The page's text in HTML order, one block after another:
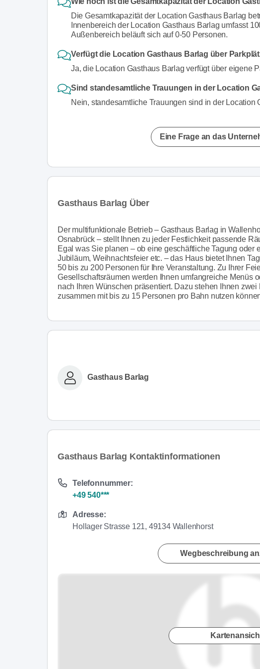
Die Gesamtkapazität der Location Gasthaus Barlag
Innenbereich der Location Gasthaus Barlag umfasst
Außenbereich beläuft sich auf 0-50 Personen.
Verfügt die Location Gasthaus Barlag über
Ja, die Location Gasthaus Barlag verfügt über eigene
Sind standesamtliche Trauungen in der Location
Nein, standesamtliche Trauungen sind in der Location
Eine Frage an das
Gasthaus Barlag Über
Der multifunktionale Betrieb – Gasthaus Barlag in
Osnabrück – stellt Ihnen zu jeder Festlichkeit passende
Egal was Sie planen – ob eine geschäftliche Tagung oder
Jubiläum, Weihnachtsfeier etc. – das Haus bietet Ihnen
50 bis zu 200 Personen für Ihre Veranstaltung. Zu Ihrer
Gesellschaftsräumen werden Ihnen umfangreiche Menüs
nach Ihren Wünschen präsentiert. Dazu stehen Ihnen
zusammen mit bis zu 15 Personen pro Bahn nutzen
Gasthaus Barlag
Gasthaus Barlag Kontaktinformationen
Telefonnummer:
+49 540***
Adresse:
Hollager Strasse 121, 49134 Wallenhorst
Wegbeschreibung